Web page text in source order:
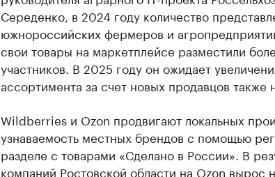
Середенко, в 2024 году количество
южнороссийских фермеров и
свои товары на маркетплейсе разместили
участников. В 2025 году он ожидает
ассортимента за счет новых продавцов также
Wildberries и Ozon продвигают локальных
узнаваемость местных брендов с помощью
разделе с товарами «Сделано в России». В
компаний Ростовской области на Ozon вырос